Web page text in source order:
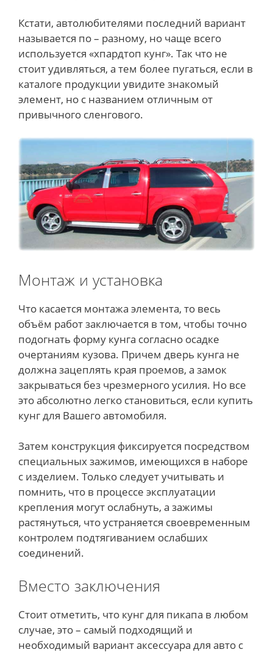
Кстати, автолюбителями последний вариант
называется по – разному, но чаще всего
используется «хпардтоп кунг». Так что не
стоит удивляться, а тем более пугаться, если в
каталоге продукции увидите знакомый
элемент, но с названием отличным от
привычного сленгового.
Монтаж и установка
Что касается монтажа элемента, то весь
объём работ заключается в том, чтобы точно
подогнать форму кунга согласно осадке
очертаниям кузова. Причем дверь кунга не
должна зацеплять края проемов, а замок
закрываться без чрезмерного усилия. Но все
это абсолютно легко становиться, если купить
кунг для Вашего автомобиля.
Затем конструкция фиксируется посредством
специальных зажимов, имеющихся в наборе
с изделием. Только следует учитывать и
помнить, что в процессе эксплуатации
крепления могут ослабнуть, а зажимы
растянуться, что устраняется своевременным
контролем подтягиванием ослабших
соединений.
Вместо заключения
Стоит отметить, что кунг для пикапа в любом
случае, это – самый подходящий и
необходимый вариант аксессуара для авто с